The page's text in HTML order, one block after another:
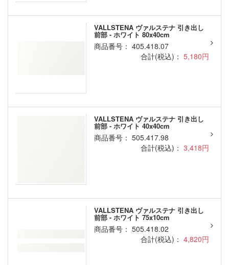
VALLSTENA ヴァルステナ 引き出し
前部 - ホワイト 80x40cm
商品番号： 405.418.07
合計(税込)： 5,180円
VALLSTENA ヴァルステナ 引き出し
前部 - ホワイト 40x40cm
商品番号： 505.417.98
合計(税込)： 3,418円
VALLSTENA ヴァルステナ 引き出し
前部 - ホワイト 75x10cm
商品番号： 505.418.02
合計(税込)： 4,820円